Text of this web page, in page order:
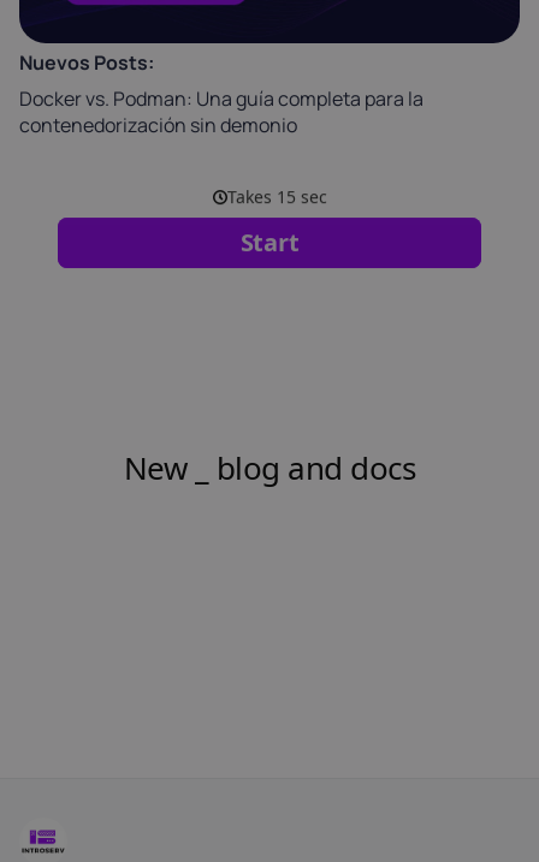
Nuevos Posts:
Docker vs. Podman: Una guía completa para la
contenedorización sin demonio